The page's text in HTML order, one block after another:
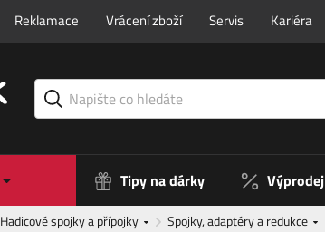
Reklamace Vrácení zboží Servis Kariéra
Tipy na dárky Výprodej
Hadicové spojky a přípojky Spojky, adaptéry a redukce